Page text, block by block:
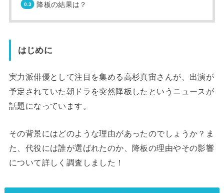
降板の結果は？
はじめに
実力派俳優として注目を集める高杉真宙さんが、出演が
予定されていた朝ドラを突然降板したというニュースが
話題になっています。
その背景にはどのような理由があったのでしょうか？ま
た、代役には誰が選ばれたのか、降板の理由やその影響
について詳しく調査しました！